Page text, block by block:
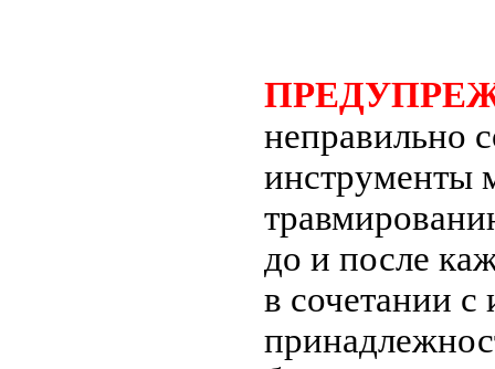
неправильно
инструменты
до и после
в сочетании